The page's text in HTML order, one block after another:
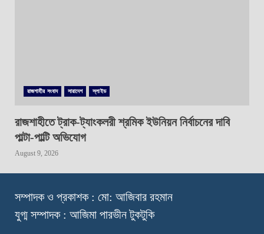
রাজশাহীর সংবাদ সারাদেশ স্লাইড
রাজশাহীতে ট্রাক-ট্যাংকলরী শ্রমিক ইউনিয়ন নির্বাচনের দাবি
পাল্টা-পাল্টি অভিযোগ
August 9, 2026
সম্পাদক ও প্রকাশক : মো: আজিবার রহমান
যুগ্ম সম্পাদক : আজিমা পারভীন টুকটুকি